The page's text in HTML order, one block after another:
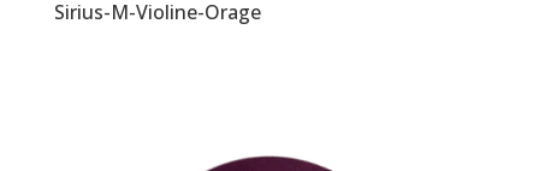
Sirius-M-Violine-Orage